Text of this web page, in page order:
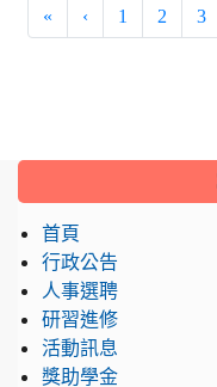
« ‹ 1 2 3
:::
首頁
行政公告
人事選聘
研習進修
活動訊息
獎助學金